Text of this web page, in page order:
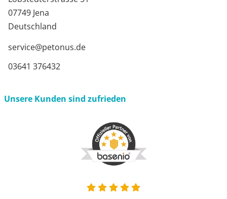
07749 Jena
Deutschland
service@petonus.de
03641 376432
Unsere Kunden sind zufrieden
4.9 von 5